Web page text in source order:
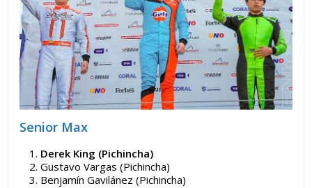
Senior Max
Derek King (Pichincha)
Gustavo Vargas (Pichincha)
Benjamín Gavilánez (Pichincha)